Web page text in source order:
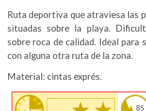
Ruta deportiva que atraviesa las
situadas sobre la playa.
sobre roca de calidad. Ideal para
con alguna otra ruta de la zona.
Material: cintas exprés.
Image